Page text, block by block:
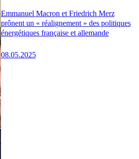
Emmanuel Macron et Friedrich Merz
prônent un « réalignement » des politiques
énergétiques française et allemande
08.05.2025